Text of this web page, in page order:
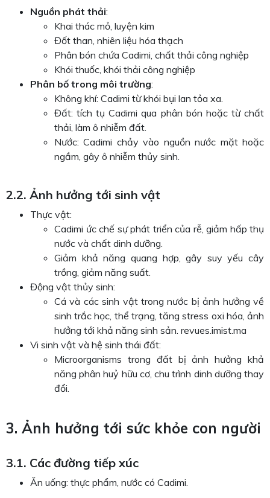
Nguồn phát thải:
Khai thác mỏ, luyện kim
Đốt than, nhiên liệu hóa thạch
Phân bón chứa Cadimi, chất thải công nghiệp
Khói thuốc, khói thải công nghiệp
Phân bố trong môi trường:
Không khí: Cadimi từ khói bụi lan tỏa xa.
Đất: tích tụ Cadimi qua phân bón hoặc từ chất
thải, làm ô nhiễm đất.
Nước: Cadimi chảy vào nguồn nước mặt hoặc
ngầm, gây ô nhiễm thủy sinh.
2.2. Ảnh hưởng tới sinh vật
Thực vật:
Cadimi ức chế sự phát triển của rễ, giảm hấp thụ
nước và chất dinh dưỡng.
Giảm khả năng quang hợp, gây suy yếu cây
trồng, giảm năng suất.
Động vật thủy sinh:
Cá và các sinh vật trong nước bị ảnh hưởng về
sinh trắc học, thể trạng, tăng stress oxi hóa, ảnh
hưởng tới khả năng sinh sản. revues.imist.ma
Vi sinh vật và hệ sinh thái đất:
Microorganisms trong đất bị ảnh hưởng khả
năng phân huỷ hữu cơ, chu trình dinh dưỡng thay
đổi.
3. Ảnh hưởng tới sức khỏe con người
3.1. Các đường tiếp xúc
Ăn uống: thực phẩm, nước có Cadimi.